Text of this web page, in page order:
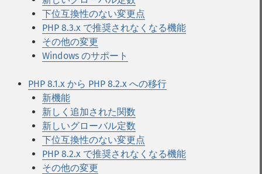
下位互換性のない変更点
PHP 8.3.x で推奨されなくなる機能
その他の変更
Windows のサポート
PHP 8.1.x から PHP 8.2.x への移行
新機能
新しく追加された関数
新しいグローバル定数
下位互換性のない変更点
PHP 8.2.x で推奨されなくなる機能
その他の変更